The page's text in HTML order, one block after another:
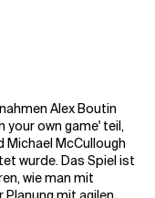
Alex Boutin
your own game' teil,
Michael McCullough
wurde. Das Spiel ist
wie man mit